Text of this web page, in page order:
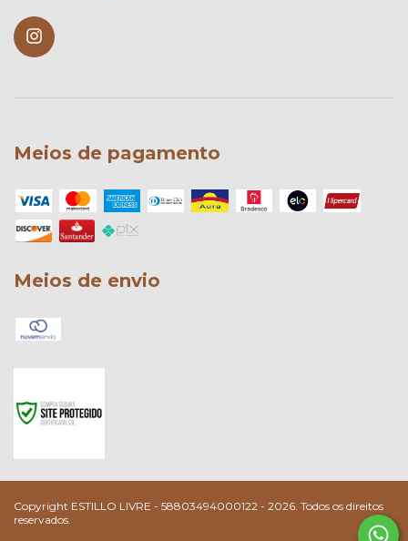
Meios de pagamento
Meios de envio
Copyright ESTILLO LIVRE - 58803494000122 - 2026. Todos os direitos
reservados.